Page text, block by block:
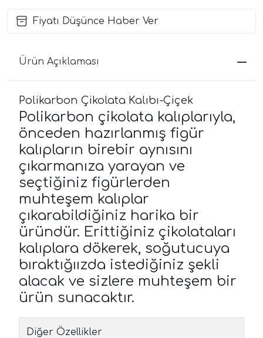
Fiyatı Düşünce Haber Ver
Ürün Açıklaması
Polikarbon Çikolata Kalıbı-Çiçek
Polikarbon çikolata kalıplarıyla,
önceden hazırlanmış figür
kalıpların birebir aynısını
çıkarmanıza yarayan ve
seçtiğiniz figürlerden
muhteşem kalıplar
çıkarabildiğiniz harika bir
üründür. Erittiğiniz çikolataları
kalıplara dökerek, soğutucuya
bıraktığıızda istediğiniz şekli
alacak ve sizlere muhteşem bir
ürün sunacaktır.
Diğer Özellikler